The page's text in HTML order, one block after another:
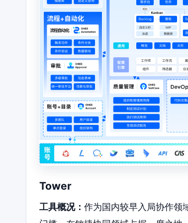
Tower
工具概况： 作为国内较早入局协作领